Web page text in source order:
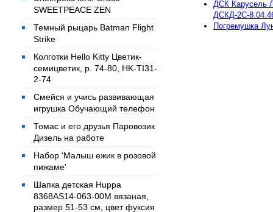
SWEETPEACE ZEN
Темный рыцарь Batman Flight
Strike
Колготки Hello Kitty Цветик-
семицветик, р. 74-80, HK-TI31-
2-74
Смейся и учись развивающая
игрушка Обучающий телефон
Томас и его друзья Паровозик
Дизель на работе
Набор 'Малыш ежик в розовой
пижаме'
Шапка детская Huppa
8368AS14-063-00M вязаная,
размер 51-53 см, цвет фуксия
ДСК Карусель
ДСКД-2С-
Погремушка